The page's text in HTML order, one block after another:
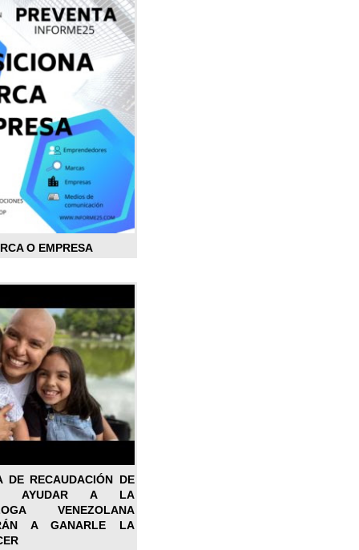
O EMPRESA
DE RECAUDACIÓN DE
AYUDAR A LA
VENEZOLANA
A GANARLE LA